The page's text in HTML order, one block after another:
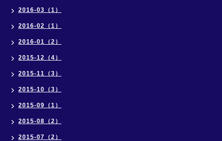
2016-03（1）
2016-02（1）
2016-01（2）
2015-12（4）
2015-11（3）
2015-10（3）
2015-09（1）
2015-08（2）
2015-07（2）